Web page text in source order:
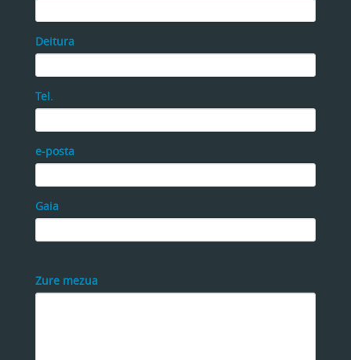
Deitura
Tel.
e-posta
Gaia
Zure mezua